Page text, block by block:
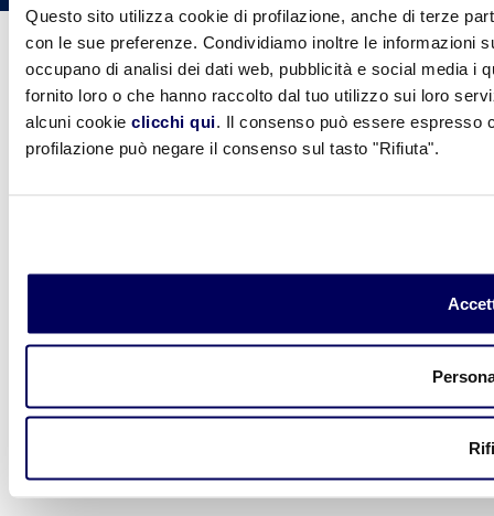
Questo sito utilizza cookie di profilazione, anche di terze
con le sue preferenze. Condividiamo inoltre le informazioni
occupano di analisi dei dati web, pubblicità e social media i
fornito loro o che hanno raccolto dal tuo utilizzo sui loro
alcuni cookie clicchi qui. Il consenso può essere espresso
profilazione può negare il consenso sul tasto "Rifiuta".